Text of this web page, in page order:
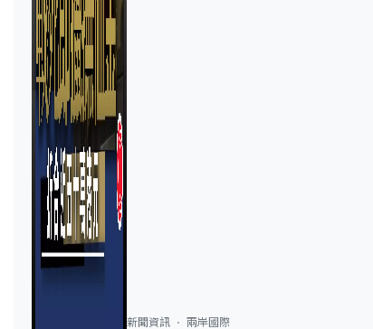
新聞資訊 兩岸國際